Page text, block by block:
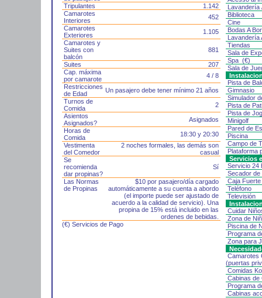
Tripulantes
1.142
Camarotes
Interiores
452
Camarotes
Exteriores
1.105
Camarotes y
Suites con
balcón
881
Suites
207
Cap. máxima
por camarote
4 / 8
Restricciones
de Edad
Un pasajero debe tener mínimo 21 años
Turnos de
Comida
2
Asientos
Asignados?
Asignados
Horas de
Comida
18:30 y 20:30
Vestimenta
del Comedor
2 noches formales, las demás son
casual
Se
recomienda
dar propinas?
Sí
Las Normas
de Propinas
$10 por pasajero/día cargado
automáticamente a su cuenta a abordo
(el importe puede ser ajustado de
acuerdo a la calidad de servicio). Una
propina de 15% está incluido en las
ordenes de bebidas.
(€) Servicios de Pago
Biblioteca
Cine
Bodas A
Tiendas
Sala de
Spa (€)
Sala de
Pista de
Gimnasio
Simulador
Pista de
Pista de
Minigolf
Pared de
Piscina
Campo de
Plataforma
Servicios
Servicio 24
Secador
Caja Fuerte
Teléfono
Televisión
Cuidar
Zona de
Piscina de
Programa
Zona para
Camarotes
(puertas
Comidas
Cabinas de
Programa
Cabinas